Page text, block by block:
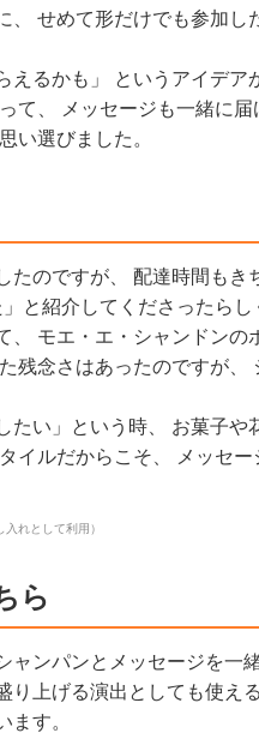
、 せめて形だけでも参加
えるかも」 というアイデ
て、 メッセージも一緒に
い選びました。
たのですが、 配達時間も
と紹介してくださったら
、 モエ・エ・シャンドン
残念さはあったのですが
たい」という時、 お菓子
イルだからこそ、 メッセ
れとして利用）
ら
ャンパンとメッセージを一
り上げる演出としても使え
ます。